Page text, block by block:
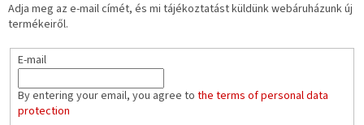
Adja meg az e-mail címét, és mi tájékoztatást küldünk webáruházunk új
termékeiről.
E-mail
By entering your email, you agree to the terms of personal data
protection